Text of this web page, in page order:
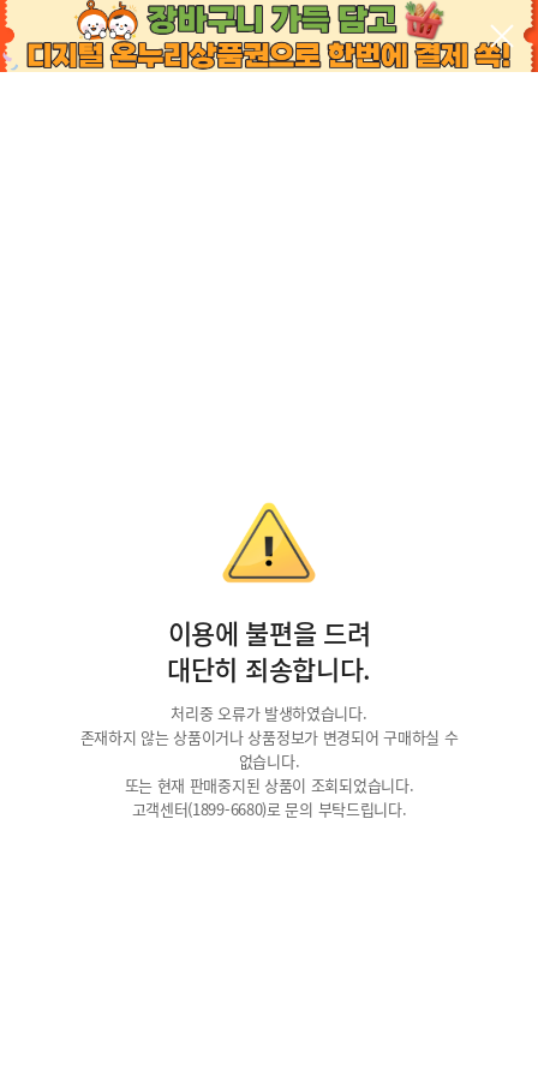
이용에 불편을 드려
대단히 죄송합니다.
처리중 오류가 발생하였습니다.
존재하지 않는 상품이거나 상품정보가 변경되어 구매하실 수
없습니다.
또는 현재 판매중지된 상품이 조회되었습니다.
고객센터(1899-6680)로 문의 부탁드립니다.